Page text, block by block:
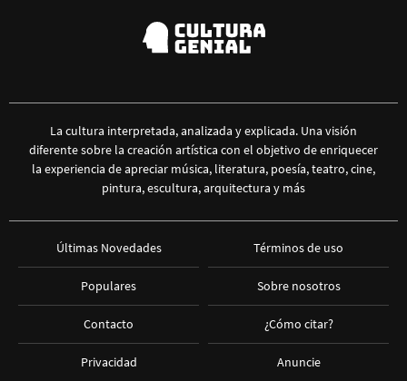
La cultura interpretada, analizada y explicada. Una visión
diferente sobre la creación artística con el objetivo de enriquecer
la experiencia de apreciar música, literatura, poesía, teatro, cine,
pintura, escultura, arquitectura y más
Últimas Novedades
Populares
Contacto
Privacidad
Términos de uso
Sobre nosotros
¿Cómo citar?
Anuncie